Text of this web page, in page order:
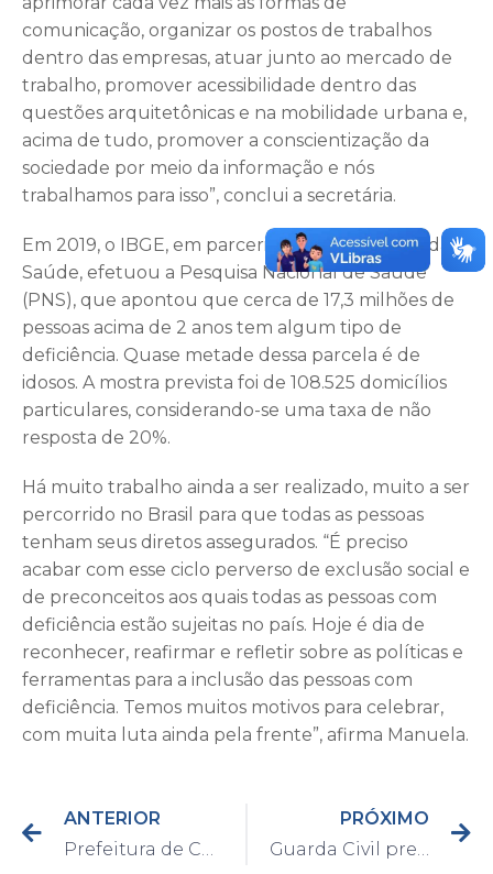
comunicação, organizar os postos de trabalhos
dentro das empresas, atuar junto ao mercado de
trabalho, promover acessibilidade dentro das
questões arquitetônicas e na mobilidade urbana e,
acima de tudo, promover a conscientização da
sociedade por meio da informação e nós
trabalhamos para isso”, conclui a secretária.
Em 2019, o IBGE, em parceria com o Ministério da
Saúde, efetuou a Pesquisa Nacional de Saúde
(PNS), que apontou que cerca de 17,3 milhões de
pessoas acima de 2 anos tem algum tipo de
deficiência. Quase metade dessa parcela é de
idosos. A mostra prevista foi de 108.525 domicílios
particulares, considerando-se uma taxa de não
resposta de 20%.
Há muito trabalho ainda a ser realizado, muito a ser
percorrido no Brasil para que todas as pessoas
tenham seus diretos assegurados. “É preciso
acabar com esse ciclo perverso de exclusão social e
de preconceitos aos quais todas as pessoas com
deficiência estão sujeitas no país. Hoje é dia de
reconhecer, reafirmar e refletir sobre as políticas e
ferramentas para a inclusão das pessoas com
deficiência. Temos muitos motivos para celebrar,
com muita luta ainda pela frente”, afirma Manuela.
ANTERIOR
Prefeitura de Capivari constrói calçadas acessíveis em Postos de Saúde
PRÓXIMO
Guarda Civil prende homem por tráfico de drogas e apreende 30 porções de crack e uma moto na Vila Cardoso